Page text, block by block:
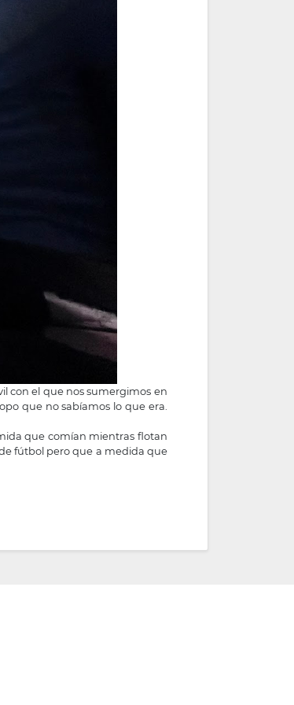
con el que nos sumergimos en
que no sabíamos lo que era.
que comían mientras flotan
fútbol pero que a medida que